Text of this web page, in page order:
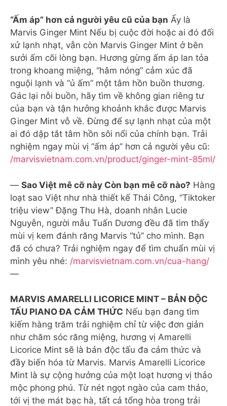
“Ấm áp” hơn cả người yêu cũ của bạn Ấy là
Marvis Ginger Mint Nếu bị cuộc đời hoặc ai đó đối
xử lạnh nhạt, vẫn còn Marvis Ginger Mint ở bên
sưởi ấm cõi lòng bạn. Hương gừng ấm áp lan tỏa
trong khoang miệng, “hâm nóng” cảm xúc đã
nguội lạnh và “ủ ấm” một tâm hồn buồn thương.
Gác lại nỗi buồn, hãy tìm về không gian riêng tư
của bạn và tận hưởng khoảnh khắc được Marvis
Ginger Mint vỗ về. Đừng để sự lạnh nhạt của một
ai đó dập tắt tâm hồn sôi nổi của chính bạn. Trải
nghiệm ngay mùi vị “ấm áp” hơn cả người yêu cũ:
/marvisvietnam.com.vn/product/ginger-mint-85ml/
— Sao Việt mê cỡ này Còn bạn mê cỡ nào? Hàng
loạt sao Việt như nhà thiết kế Thái Công, “Tiktoker
triệu view” Đặng Thu Hà, doanh nhân Lucie
Nguyễn, người mẫu Tuấn Dương đều đã tìm thấy
mùi vị kem đánh răng Marvis “tủ” cho mình. Bạn
đã có chưa? Trải nghiệm ngay để tìm chuẩn mùi vị
mình yêu nhé: /marvisvietnam.com.vn/cua-hang/
—
MARVIS AMARELLI LICORICE MINT – BẢN ĐỘC
TẤU PIANO ĐA CẢM THỨC Nếu bạn đang tìm
kiếm hàng trăm trải nghiệm chỉ từ việc đơn giản
như chăm sóc răng miệng, hương vị Amarelli
Licorice Mint sẽ là bản độc tấu đa cảm thức và
đầy biến hóa từ Marvis. Marvis Amarelli Licorice
Mint là sự cộng hưởng của một loạt hương vị thảo
mộc phong phú. Từ nét ngọt ngào của cam thảo,
tới vị the mát bạc hà, tất cả tổng hòa trong trải